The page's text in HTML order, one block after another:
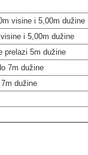
visine i 5,00m dužine
i 5,00m dužine
prelazi 5m dužine
7m dužine
dužine